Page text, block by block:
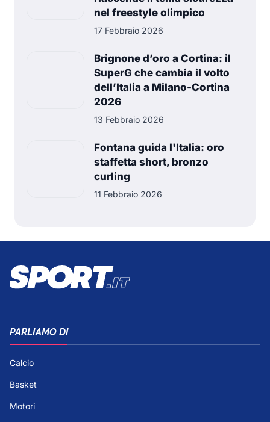
nel freestyle olimpico
17 Febbraio 2026
Brignone d’oro a Cortina: il
SuperG che cambia il volto
dell’Italia a Milano-Cortina
2026
13 Febbraio 2026
Fontana guida l'Italia: oro
staffetta short, bronzo
curling
11 Febbraio 2026
PARLIAMO DI
Calcio
Basket
Motori